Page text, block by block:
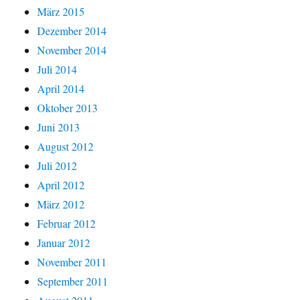
März 2015
Dezember 2014
November 2014
Juli 2014
April 2014
Oktober 2013
Juni 2013
August 2012
Juli 2012
April 2012
März 2012
Februar 2012
Januar 2012
November 2011
September 2011